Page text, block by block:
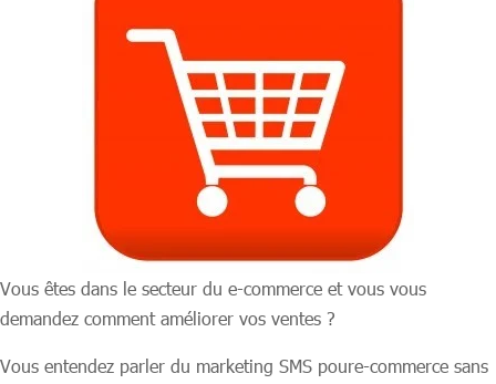
Vous êtes dans le secteur du e-commerce et vous vous
demandez comment améliorer vos ventes ?
Vous entendez parler du marketing SMS poure-commerce sans